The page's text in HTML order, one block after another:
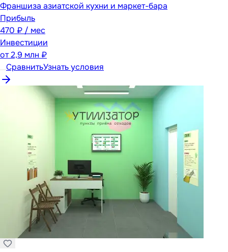
Франшиза азиатской кухни и маркет-бара
Прибыль
470 ₽ / мес
Инвестиции
от2,9 млн ₽
СравнитьУзнать условия